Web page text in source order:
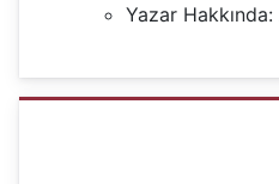
Yazar Hakkında: